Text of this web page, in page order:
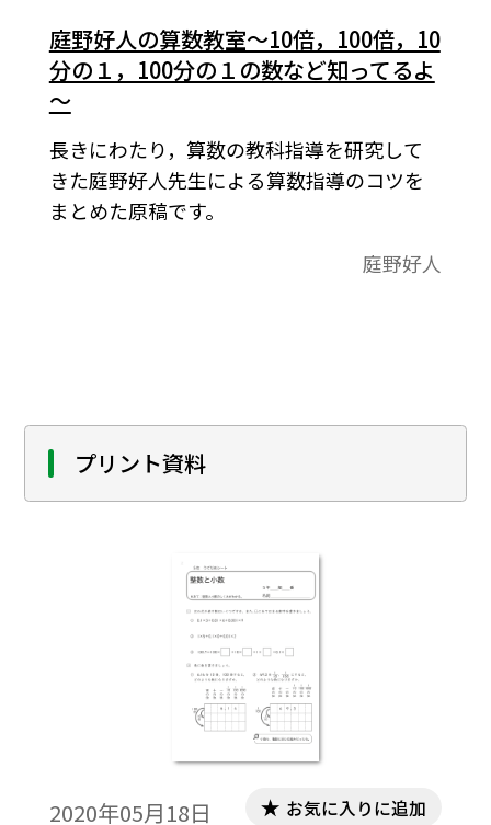
庭野好人の算数教室～10倍，100倍，10
分の１，100分の１の数など知ってるよ
～
長きにわたり，算数の教科指導を研究して
きた庭野好人先生による算数指導のコツを
まとめた原稿です。
庭野好人
プリント資料
2020年05月18日 お気に入りに追加